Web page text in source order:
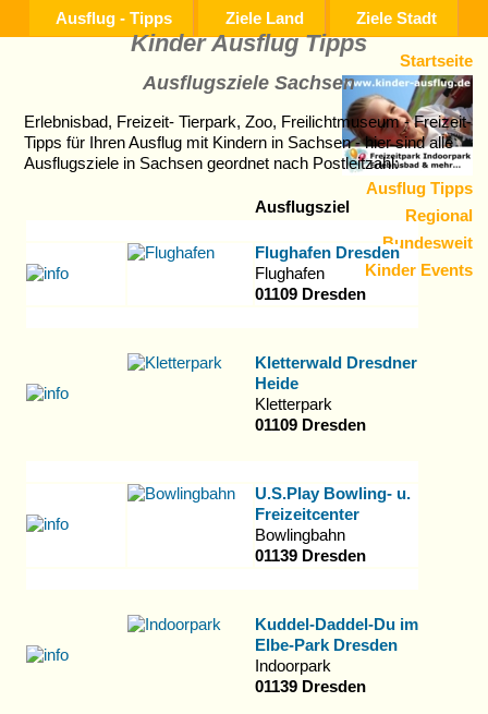
Ausflug - Tipps Ziele Land Ziele Stadt
Startseite
Ausflug Tipps
Regional
Bundesweit
Kinder Events
Kinder Ausflug Tipps
Ausflugsziele Sachsen
Erlebnisbad, Freizeit- Tierpark, Zoo, Freilichtmuseum - Freizeit-
Tipps für Ihren Ausflug mit Kindern in Sachsen - hier sind alle
Ausflugsziele in Sachsen geordnet nach Postleitzahl:
Ausflugsziel
Flughafen Dresden
Flughafen
01109 Dresden
Kletterwald Dresdner
Heide
Kletterpark
01109 Dresden
U.S.Play Bowling- u.
Freizeitcenter
Bowlingbahn
01139 Dresden
Kuddel-Daddel-Du im
Elbe-Park Dresden
Indoorpark
01139 Dresden